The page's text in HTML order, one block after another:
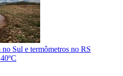
Sul e termômetros no RS